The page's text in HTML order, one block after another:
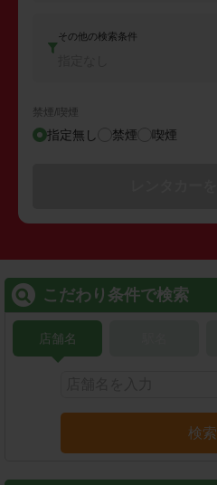
その他の検索条件
禁煙/喫煙
指定無し 禁煙 喫煙
こだわり条件で検索
店舗名
検索